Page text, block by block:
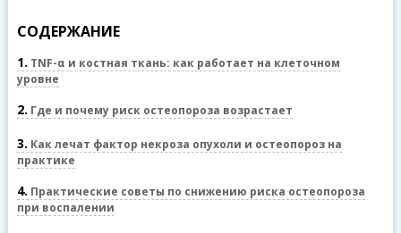
СОДЕРЖАНИЕ
1 TNF-α и костная ткань: как работает на клеточном
уровне
2 Где и почему риск остеопороза возрастает
3 Как лечат фактор некроза опухоли и остеопороз на
практике
4 Практические советы по снижению риска остеопороза
при воспалении